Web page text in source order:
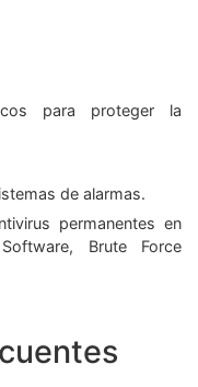
para proteger la
de alarmas.
permanentes en
Brute Force